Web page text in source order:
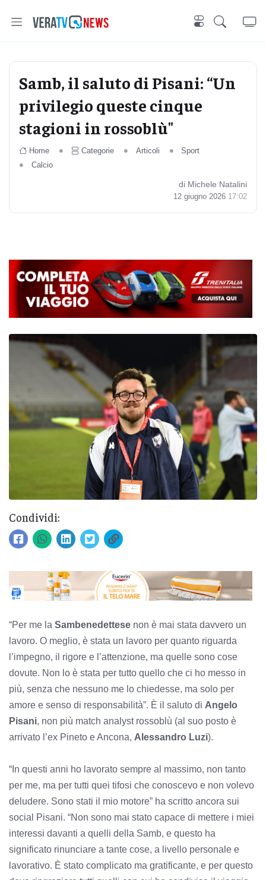
Samb, il saluto di Pisani: “Un
privilegio queste cinque
stagioni in rossoblù"
Home Categorie Articoli
Sport
Calcio
di Michele Natalini
12 giugno 2026 17:02
Condividi:
“Per me la Sambenedettese non è mai stata davvero un
lavoro. O meglio, è stata un lavoro per quanto riguarda
l’impegno, il rigore e l’attenzione, ma quelle sono cose
dovute. Non lo è stata per tutto quello che ci ho messo in
più, senza che nessuno me lo chiedesse, ma solo per
amore e senso di responsabilità”. È il saluto di Angelo
Pisani, non più match analyst rossoblù (al suo posto è
arrivato l’ex Pineto e Ancona, Alessandro Luzi).
“In questi anni ho lavorato sempre al massimo, non tanto
per me, ma per tutti quei tifosi che conoscevo e non volevo
deludere. Sono stati il mio motore” ha scritto ancora sui
social Pisani. “Non sono mai stato capace di mettere i miei
interessi davanti a quelli della Samb, e questo ha
significato rinunciare a tante cose, a livello personale e
lavorativo. È stato complicato ma gratificante, e per questo